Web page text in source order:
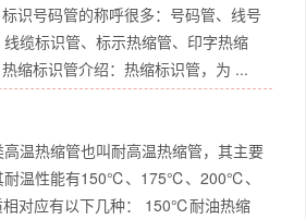
识号码管的称呼很多：号码管、线号
缆标识管、标示热缩管、印字热缩
缩标识管介绍：热缩标识管，为 ...
温热缩管也叫耐高温热缩管，其主要
耐温性能有150℃、175℃、200℃、
对应有以下几种： 150℃耐油热缩